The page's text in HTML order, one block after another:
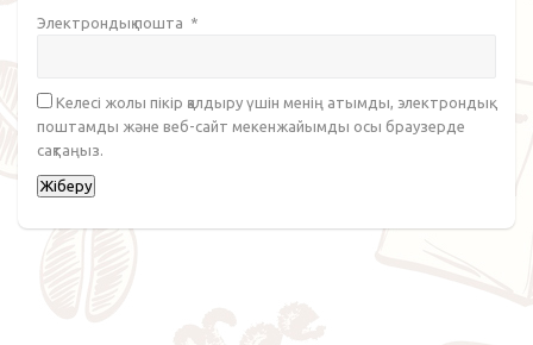
Электрондық пошта *
Келесі жолы пікір қалдыру үшін менің атымды, электрондық
поштамды және веб-сайт мекенжайымды осы браузерде
сақтаңыз.